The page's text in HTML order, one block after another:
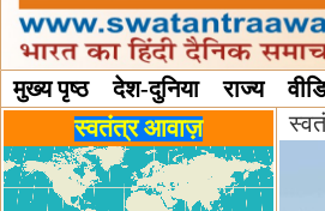
मुख्य पृष्ठ देश-दुनिया राज्य
विविध स्तंभस्वतंत्र आवाज़